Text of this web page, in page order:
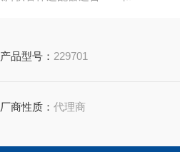
产品型号： 229701
厂商性质：代理商